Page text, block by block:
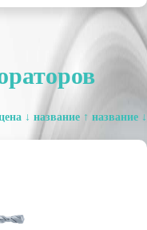
↓ название ↑ название ↓